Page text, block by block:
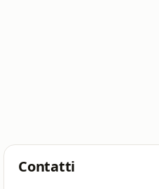
Contatti